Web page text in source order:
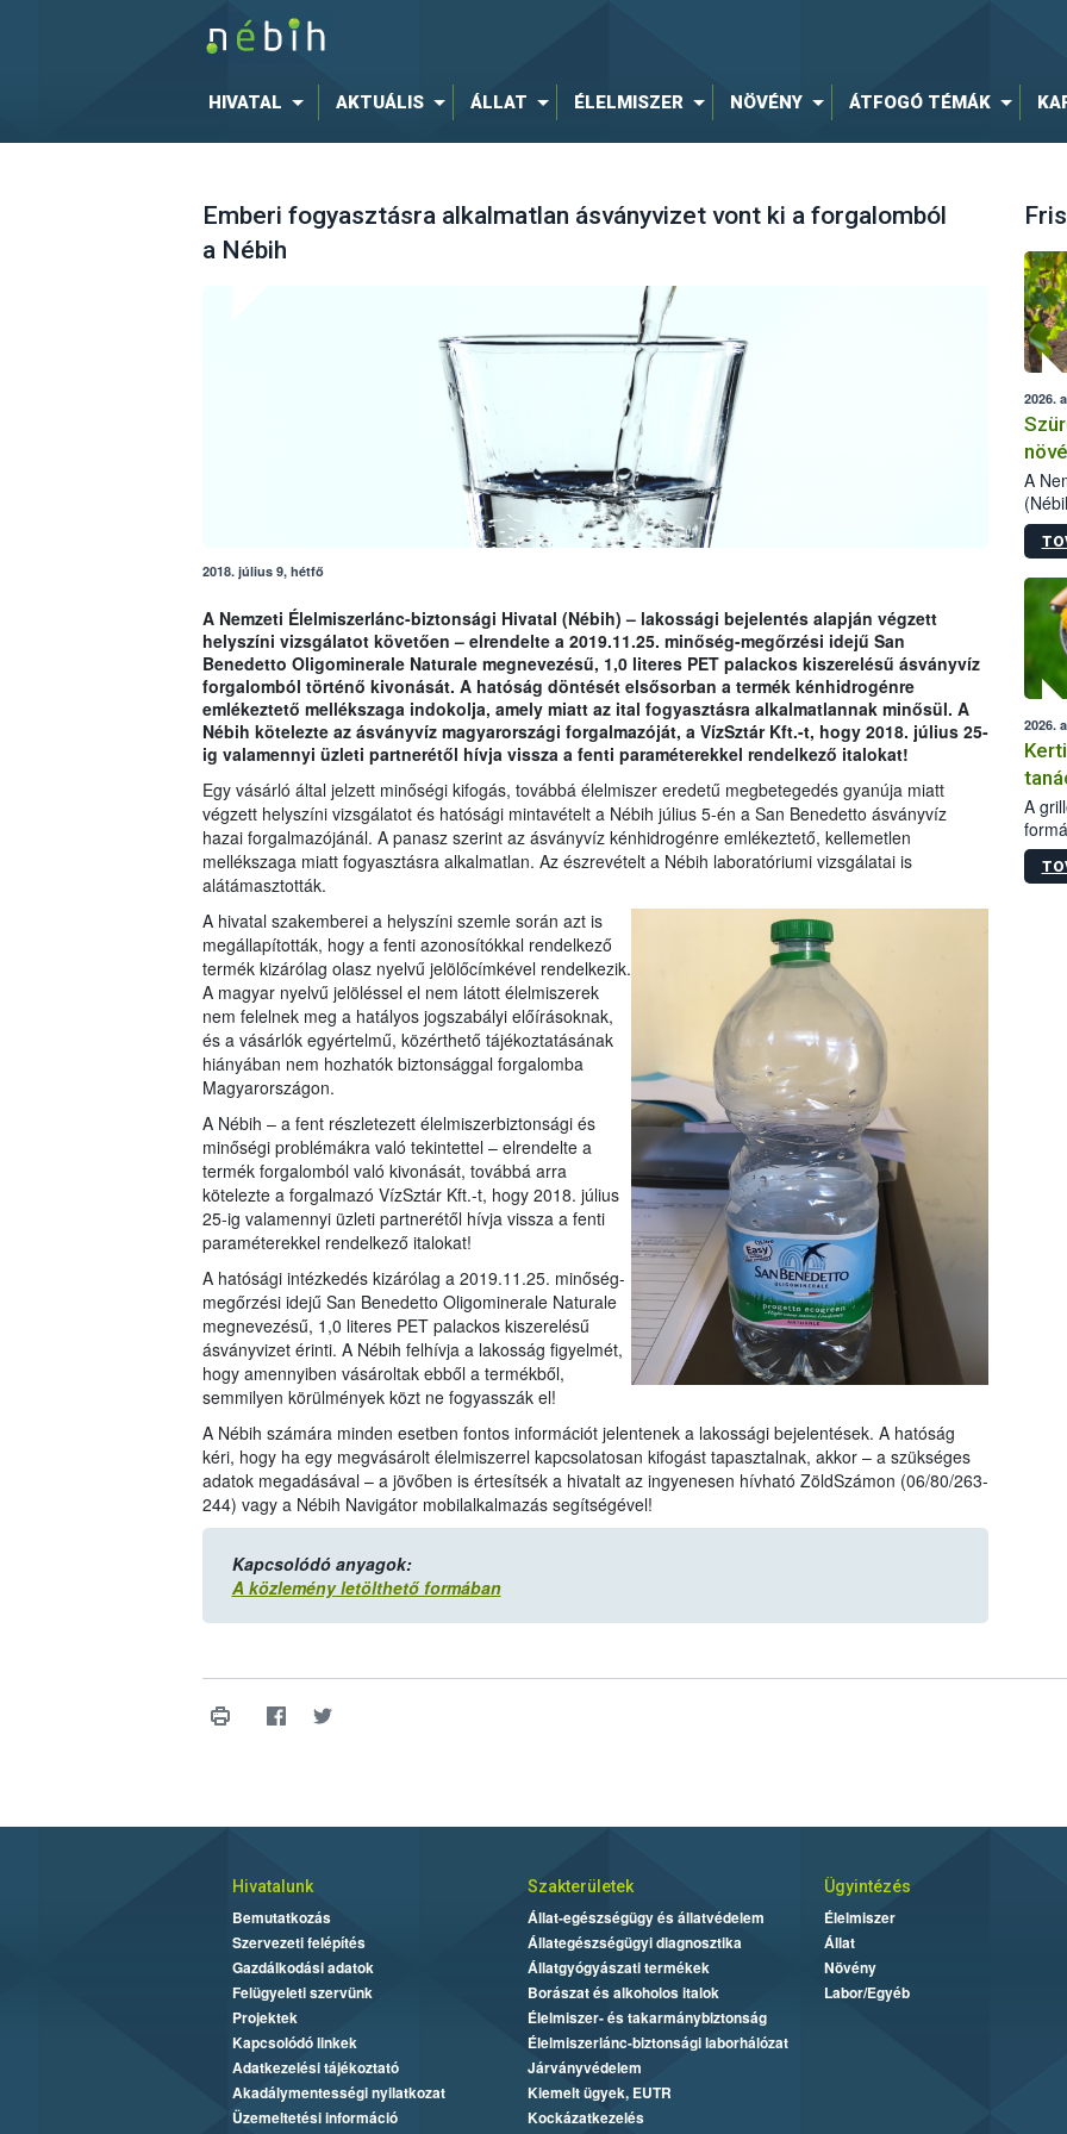
HIVATAL AKTUÁLIS ÁLLAT ÉLELMISZER NÖVÉNY ÁTFOGÓ TÉMÁK
Emberi fogyasztásra alkalmatlan ásványvizet vont ki a forgalomból
a Nébih
2018. július 9, hétfő
A Nemzeti Élelmiszerlánc-biztonsági Hivatal (Nébih) – lakossági bejelentés alapján végzett
helyszíni vizsgálatot követően – elrendelte a 2019.11.25. minőség-megőrzési idejű San
Benedetto Oligominerale Naturale megnevezésű, 1,0 literes PET palackos kiszerelésű ásványvíz
forgalomból történő kivonását. A hatóság döntését elsősorban a termék kénhidrogénre
emlékeztető mellékszaga indokolja, amely miatt az ital fogyasztásra alkalmatlannak minősül. A
Nébih kötelezte az ásványvíz magyarországi forgalmazóját, a VízSztár Kft.-t, hogy 2018. július 25-
ig valamennyi üzleti partnerétől hívja vissza a fenti paraméterekkel rendelkező italokat!
Egy vásárló által jelzett minőségi kifogás, továbbá élelmiszer eredetű megbetegedés gyanúja miatt
végzett helyszíni vizsgálatot és hatósági mintavételt a Nébih július 5-én a San Benedetto ásványvíz
hazai forgalmazójánál. A panasz szerint az ásványvíz kénhidrogénre emlékeztető, kellemetlen
mellékszaga miatt fogyasztásra alkalmatlan. Az észrevételt a Nébih laboratóriumi vizsgálatai is
alátámasztották.
A hivatal szakemberei a helyszíni szemle során azt is
megállapították, hogy a fenti azonosítókkal rendelkező
termék kizárólag olasz nyelvű jelölőcímkével rendelkezik.
A magyar nyelvű jelöléssel el nem látott élelmiszerek
nem felelnek meg a hatályos jogszabályi előírásoknak,
és a vásárlók egyértelmű, közérthető tájékoztatásának
hiányában nem hozhatók biztonsággal forgalomba
Magyarországon.
A Nébih – a fent részletezett élelmiszerbiztonsági és
minőségi problémákra való tekintettel – elrendelte a
termék forgalomból való kivonását, továbbá arra
kötelezte a forgalmazó VízSztár Kft.-t, hogy 2018. július
25-ig valamennyi üzleti partnerétől hívja vissza a fenti
paraméterekkel rendelkező italokat!
A hatósági intézkedés kizárólag a 2019.11.25. minőség-
megőrzési idejű San Benedetto Oligominerale Naturale
megnevezésű, 1,0 literes PET palackos kiszerelésű
ásványvizet érinti. A Nébih felhívja a lakosság figyelmét,
hogy amennyiben vásároltak ebből a termékből,
semmilyen körülmények közt ne fogyasszák el!
A Nébih számára minden esetben fontos információt jelentenek a lakossági bejelentések. A hatóság
kéri, hogy ha egy megvásárolt élelmiszerrel kapcsolatosan kifogást tapasztalnak, akkor – a szükséges
adatok megadásával – a jövőben is értesítsék a hivatalt az ingyenesen hívható ZöldSzámon (06/80/263-
244) vagy a Nébih Navigátor mobilalkalmazás segítségével!
Kapcsolódó anyagok:
A közlemény letölthető formában
2026.
A
Az
2026.
A
Hivatalunk
Bemutatkozás
Szervezeti felépítés
Gazdálkodási adatok
Felügyeleti szervünk
Projektek
Kapcsolódó linkek
Adatkezelési tájékoztató
Akadálymentességi nyilatkozat
Üzemeltetési információ
Szakterületek
Állat-egészségügy és állatvédelem
Állategészségügyi diagnosztika
Állatgyógyászati termékek
Borászat és alkoholos italok
Élelmiszer- és takarmánybiztonság
Élelmiszerlánc-biztonsági laborhálózat
Járványvédelem
Kiemelt ügyek, EUTR
Kockázatkezelés
Ügyintézés
Élelmiszer
Állat
Növény
Labor/Egyéb